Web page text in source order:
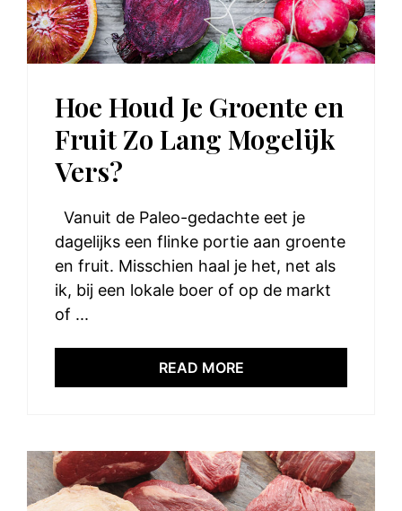
Hoe Houd Je Groente en
Fruit Zo Lang Mogelijk
Vers?
Vanuit de Paleo-gedachte eet je
dagelijks een flinke portie aan groente
en fruit. Misschien haal je het, net als
ik, bij een lokale boer of op de markt
of ...
READ MORE